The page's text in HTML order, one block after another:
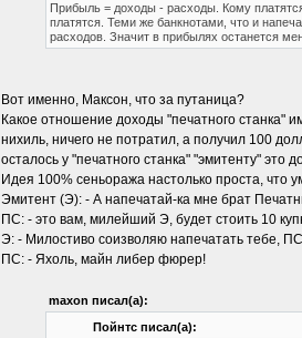
Прибыль = доходы - расходы. Кому
платятся. Теми же банкнотами, что и
расходов. Значит в прибылях останется
Вот именно, Максон, что за путаница?
Какое отношение доходы "печатного станка"
нихиль, ничего не потратил, а получил 100
осталось у "печатного станка" "эмитенту" это
Идея 100% сеньоража настолько проста, что
Эмитент (Э): - А напечатай-ка мне брат
ПС: - это вам, милейший Э, будет стоить 10
Э: - Милостиво соизволяю напечатать тебе,
ПС: - Яхоль, майн либер фюрер!
maxon писал(а):
Пойнтс писал(а):